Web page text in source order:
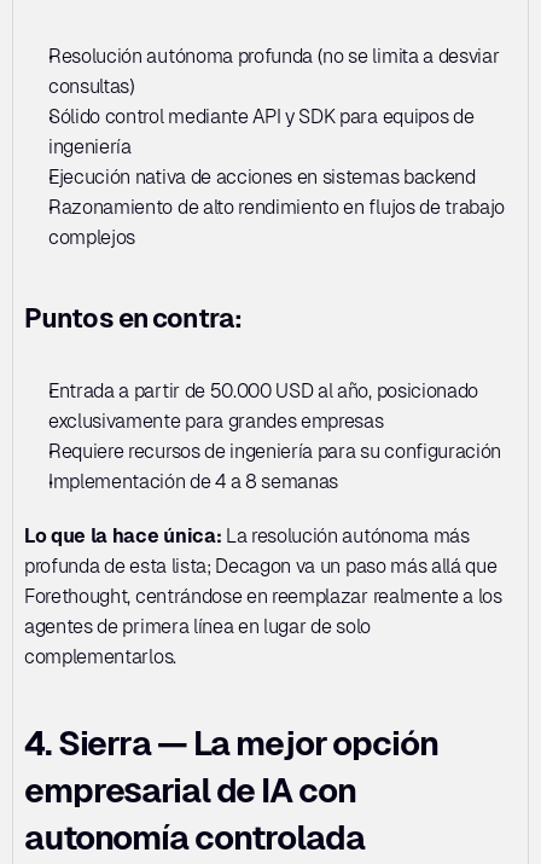
Resolución autónoma profunda (no se limita a desviar
consultas)
Sólido control mediante API y SDK para equipos de
ingeniería
Ejecución nativa de acciones en sistemas backend
Razonamiento de alto rendimiento en flujos de trabajo
complejos
Puntos en contra:
Entrada a partir de 50.000 USD al año, posicionado
exclusivamente para grandes empresas
Requiere recursos de ingeniería para su configuración
Implementación de 4 a 8 semanas
Lo que la hace única: La resolución autónoma más
profunda de esta lista; Decagon va un paso más allá que
Forethought, centrándose en reemplazar realmente a los
agentes de primera línea en lugar de solo
complementarlos.
4. Sierra — La mejor opción
empresarial de IA con
autonomía controlada